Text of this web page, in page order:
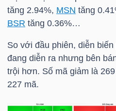
tăng 2.94%, MSN tăng
BSR tăng 0.36%…
So với đầu phiên, diễn
đang diễn ra nhưng bên
trội hơn. Số mã giảm là
227 mã.